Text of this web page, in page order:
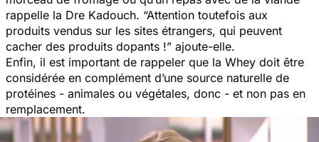
rappelle la Dre Kadouch. “Attention toutefois aux
produits vendus sur les sites étrangers, qui peuvent
cacher des produits dopants !” ajoute-elle.
Enfin, il est important de rappeler que la Whey doit être
considérée en complément d’une source naturelle de
protéines - animales ou végétales, donc - et non pas en
remplacement.